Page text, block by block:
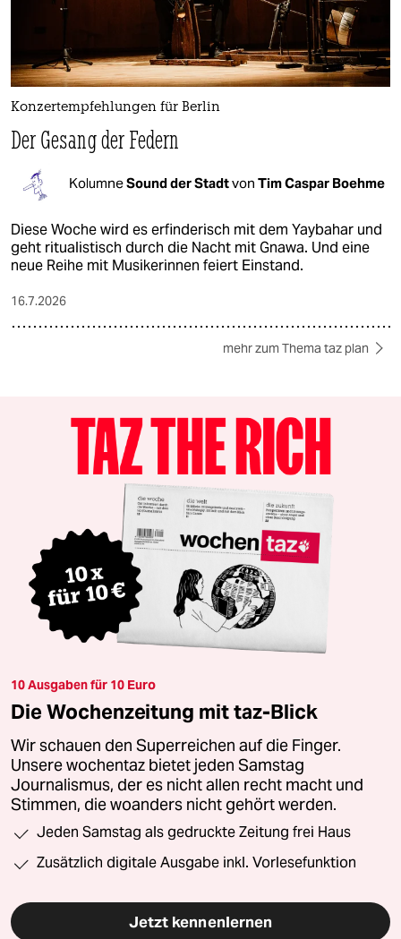
Konzertempfehlungen für Berlin
Der Gesang der Federn
KolumneSound der Stadtvon Tim Caspar Boehme
Diese Woche wird es erfinderisch mit dem Yaybahar und
geht ritualistisch durch die Nacht mit Gnawa. Und eine
neue Reihe mit Musikerinnen feiert Einstand.
16.7.2026
mehr zum Thema taz plan
10 Ausgaben für 10 Euro
Die Wochenzeitung mit taz-Blick
Wir schauen den Superreichen auf die Finger.
Unsere wochentaz bietet jeden Samstag
Journalismus, der es nicht allen recht macht und
Stimmen, die woanders nicht gehört werden.
Jeden Samstag als gedruckte Zeitung frei Haus
Zusätzlich digitale Ausgabe inkl. Vorlesefunktion
Jetzt kennenlernen